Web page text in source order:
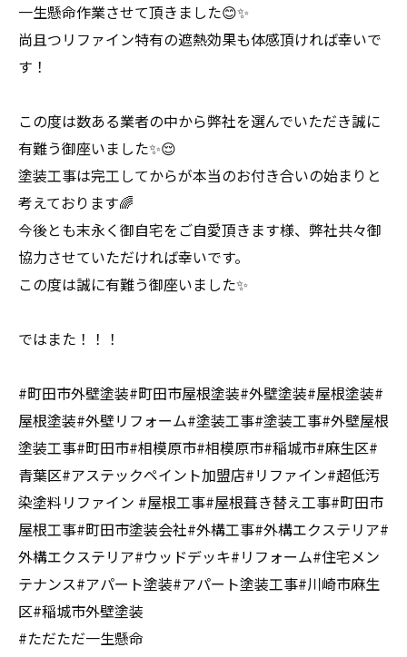
一生懸命作業させて頂きました😊✨
尚且つリファイン特有の遮熱効果も体感頂ければ幸いで
す！
この度は数ある業者の中から弊社を選んでいただき誠に
有難う御座いました✨😌
塗装工事は完工してからが本当のお付き合いの始まりと
考えております🌈
今後とも末永く御自宅をご自愛頂きます様、弊社共々御
協力させていただければ幸いです。
この度は誠に有難う御座いました✨
ではまた！！！
#町田市外壁塗装#町田市屋根塗装#外壁塗装#屋根塗装#
屋根塗装#外壁リフォーム#塗装工事#塗装工事#外壁屋根
塗装工事#町田市#相模原市#相模原市#稲城市#麻生区#
青葉区#アステックペイント加盟店#リファイン#超低汚
染塗料リファイン #屋根工事#屋根葺き替え工事#町田市
屋根工事#町田市塗装会社#外構工事#外構エクステリア#
外構エクステリア#ウッドデッキ#リフォーム#住宅メン
テナンス#アパート塗装#アパート塗装工事#川崎市麻生
区#稲城市外壁塗装
#ただただ一生懸命